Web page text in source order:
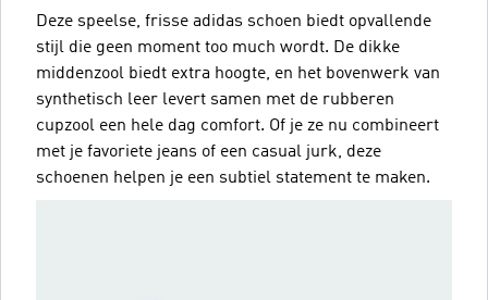
Deze speelse, frisse adidas schoen biedt opvallende
stijl die geen moment too much wordt. De dikke
middenzool biedt extra hoogte, en het bovenwerk van
synthetisch leer levert samen met de rubberen
cupzool een hele dag comfort. Of je ze nu combineert
met je favoriete jeans of een casual jurk, deze
schoenen helpen je een subtiel statement te maken.